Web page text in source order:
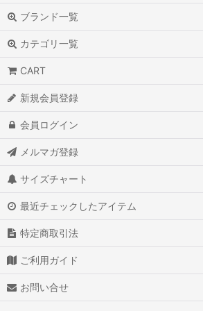
ブランド一覧
カテゴリ一覧
CART
新規会員登録
会員ログイン
メルマガ登録
サイズチャート
最近チェックしたアイテム
特定商取引法
ご利用ガイド
お問い合せ